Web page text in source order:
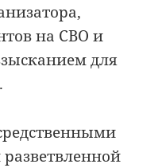
на СВО и
для